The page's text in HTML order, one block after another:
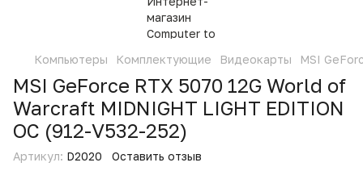
Компьютеры Комплектующие Видеокарты MSI
MSI GeForce RTX 5070 12G World of
Warcraft MIDNIGHT LIGHT EDITION
OC (912-V532-252)
Артикул: D2020 Оставить отзыв